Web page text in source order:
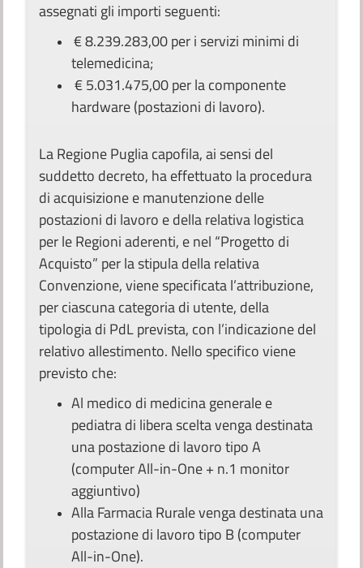
assegnati gli importi seguenti:
€ 8.239.283,00 per i servizi minimi di
telemedicina;
€ 5.031.475,00 per la componente
hardware (postazioni di lavoro).
La Regione Puglia capofila, ai sensi del
suddetto decreto, ha effettuato la procedura
di acquisizione e manutenzione delle
postazioni di lavoro e della relativa logistica
per le Regioni aderenti, e nel “Progetto di
Acquisto” per la stipula della relativa
Convenzione, viene specificata l’attribuzione,
per ciascuna categoria di utente, della
tipologia di PdL prevista, con l’indicazione del
relativo allestimento. Nello specifico viene
previsto che:
Al medico di medicina generale e
pediatra di libera scelta venga destinata
una postazione di lavoro tipo A
(computer All-in-One + n.1 monitor
aggiuntivo)
Alla Farmacia Rurale venga destinata una
postazione di lavoro tipo B (computer
All-in-One).